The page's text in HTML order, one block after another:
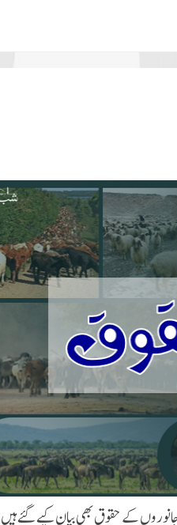
کے حقوق بھی بیان کیے گئے ہیں